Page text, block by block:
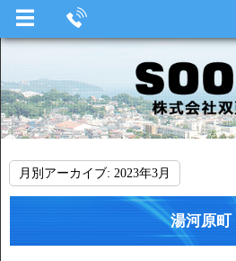
月別アーカイブ: 2023年3月
湯河原町